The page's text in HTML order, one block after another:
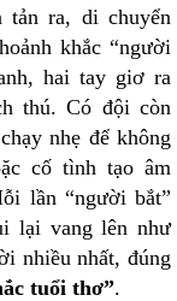
tản ra, di chuyển
khắc “người
hai tay giơ ra
thú. Có đội còn
nhẹ để không
cố tình tạo âm
lần “người bắt”
lại vang lên như
nhiều nhất, đúng
tuổi thơ”.